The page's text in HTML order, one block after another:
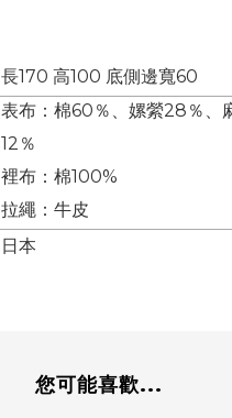
長170 高100 底側邊寬60
表布：棉60％、嫘縈28％、
12％
裡布：棉100%
拉繩：牛皮
日本
您可能喜歡...